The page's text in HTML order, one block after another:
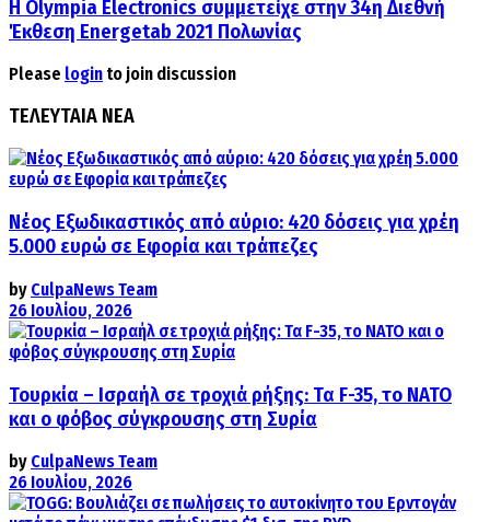
Η Olympia Electronics συμμετείχε στην 34η Διεθνή
Έκθεση Energetab 2021 Πολωνίας
Please login to join discussion
ΤΕΛΕΥΤΑΙΑ ΝΕΑ
Νέος Εξωδικαστικός από αύριο: 420 δόσεις για χρέη
5.000 ευρώ σε Εφορία και τράπεζες
by CulpaNews Team
26 Ιουλίου, 2026
Τουρκία – Ισραήλ σε τροχιά ρήξης: Τα F-35, το ΝΑΤΟ
και ο φόβος σύγκρουσης στη Συρία
by CulpaNews Team
26 Ιουλίου, 2026